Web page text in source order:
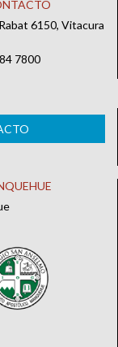
6150, Vitacura
7800